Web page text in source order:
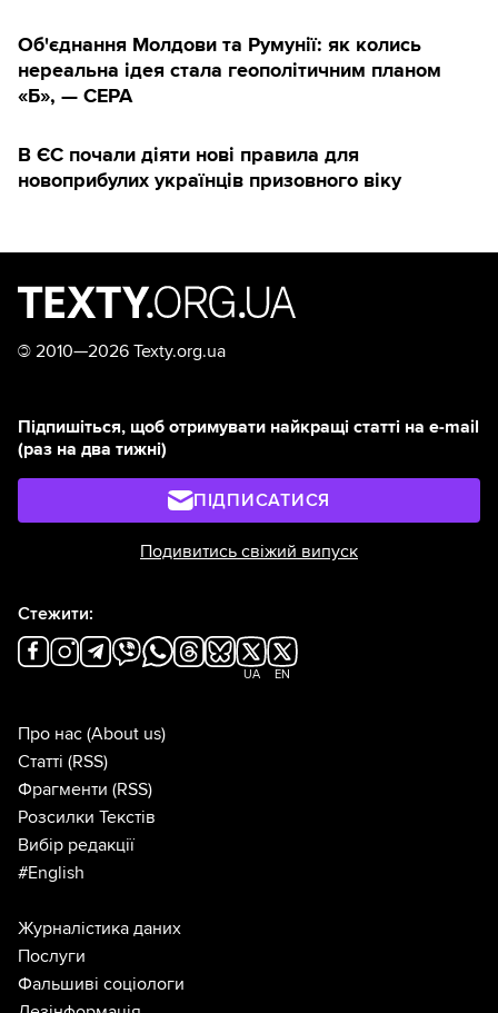
Об'єднання Молдови та Румунії: як колись
нереальна ідея стала геополітичним планом
«Б», — CEPA
В ЄС почали діяти нові правила для
новоприбулих українців призовного віку
© 2010—2026 Texty.org.ua
Підпишіться, щоб отримувати найкращі статті на e-mail
(раз на два тижні)
ПІДПИСАТИСЯ
Подивитись свіжий випуск
Стежити:
UA EN
Про нас (About us)
Статті (RSS)
Фрагменти (RSS)
Розсилки Текстів
Вибір редакції
#English
Журналістика даних
Послуги
Фальшиві соціологи